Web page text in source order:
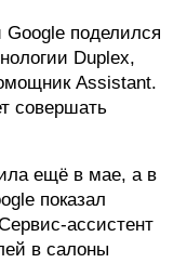
поделился
Duplex,
Assistant.
совершать
ещё в мае, а в
показал
ассистент
в салоны